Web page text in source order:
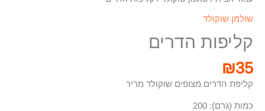
שולמן שוקולד
קליפות הדרים
₪35
קליפת הדרים מצופים שוקולד מריר
כמות (גרם): 200